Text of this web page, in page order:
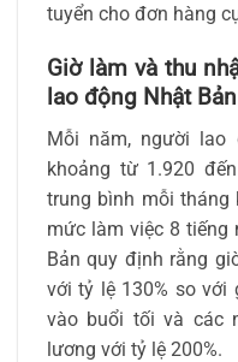
tuyển cho đơn hàng
Giờ làm và thu
lao động Nhật
Mỗi năm, người lao
khoảng từ 1.920
trung bình mỗi tháng
mức làm việc 8 tiếng
Bản quy định rằng
với tỷ lệ 130% so với
vào buổi tối và các
lương với tỷ lệ 200%.